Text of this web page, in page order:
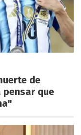
de
pensar que